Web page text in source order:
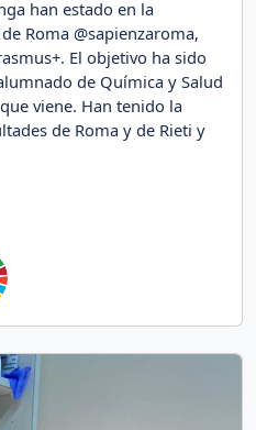
han estado en la
Roma @sapienzaroma,
El objetivo ha sido
de Química y Salud
viene. Han tenido la
de Roma y de Rieti y